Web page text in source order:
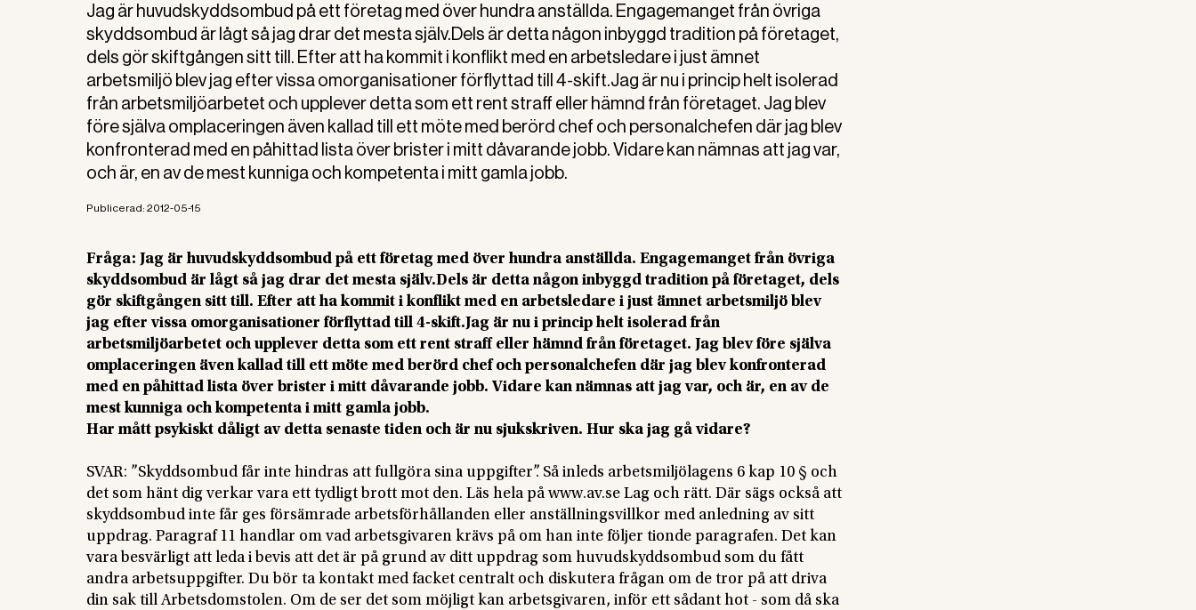
Jag är huvudskyddsombud på ett företag med över hundra anställda. Engagemanget från övriga
skyddsombud är lågt så jag drar det mesta själv.Dels är detta någon inbyggd tradition på företaget,
dels gör skiftgången sitt till. Efter att ha kommit i konflikt med en arbetsledare i just ämnet
arbetsmiljö blev jag efter vissa omorganisationer förflyttad till 4-skift.Jag är nu i princip helt isolerad
från arbetsmiljöarbetet och upplever detta som ett rent straff eller hämnd från företaget. Jag blev
före själva omplaceringen även kallad till ett möte med berörd chef och personalchefen där jag blev
konfronterad med en påhittad lista över brister i mitt dåvarande jobb. Vidare kan nämnas att jag var,
och är, en av de mest kunniga och kompetenta i mitt gamla jobb.
Publicerad: 2012-05-15
Fråga: Jag är huvudskyddsombud på ett företag med över hundra anställda. Engagemanget från övriga
skyddsombud är lågt så jag drar det mesta själv.Dels är detta någon inbyggd tradition på företaget, dels
gör skiftgången sitt till. Efter att ha kommit i konflikt med en arbetsledare i just ämnet arbetsmiljö blev
jag efter vissa omorganisationer förflyttad till 4-skift.Jag är nu i princip helt isolerad från
arbetsmiljöarbetet och upplever detta som ett rent straff eller hämnd från företaget. Jag blev före själva
omplaceringen även kallad till ett möte med berörd chef och personalchefen där jag blev konfronterad
med en påhittad lista över brister i mitt dåvarande jobb. Vidare kan nämnas att jag var, och är, en av de
mest kunniga och kompetenta i mitt gamla jobb.
Har mått psykiskt dåligt av detta senaste tiden och är nu sjukskriven. Hur ska jag gå vidare?
SVAR: ”Skyddsombud får inte hindras att fullgöra sina uppgifter”. Så inleds arbetsmiljölagens 6 kap 10 § och
det som hänt dig verkar vara ett tydligt brott mot den. Läs hela på www.av.se Lag och rätt. Där sägs också att
skyddsombud inte får ges försämrade arbetsförhållanden eller anställningsvillkor med anledning av sitt
uppdrag. Paragraf 11 handlar om vad arbetsgivaren krävs på om han inte följer tionde paragrafen. Det kan
vara besvärligt att leda i bevis att det är på grund av ditt uppdrag som huvudskyddsombud som du fått
andra arbetsuppgifter. Du bör ta kontakt med facket centralt och diskutera frågan om de tror på att driva
din sak till Arbetsdomstolen. Om de ser det som möjligt kan arbetsgivaren, inför ett sådant hot - som då ska